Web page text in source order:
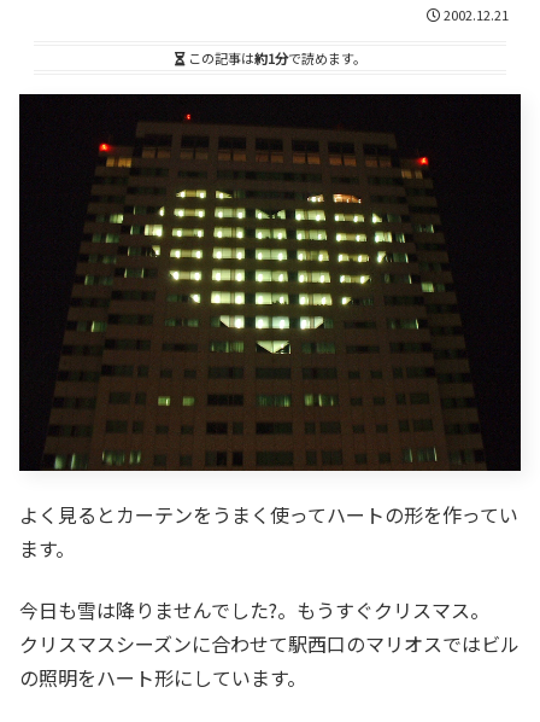
2002.12.21
この記事は約1分で読めます。
よく見るとカーテンをうまく使ってハートの形を作ってい
ます。
今日も雪は降りませんでした?。もうすぐクリスマス。
クリスマスシーズンに合わせて駅西口のマリオスではビル
の照明をハート形にしています。